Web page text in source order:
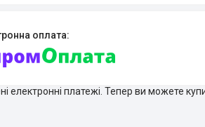
електронні платежі. Тепер ви можете